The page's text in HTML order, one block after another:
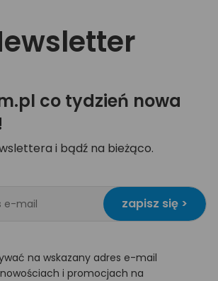
co tydzień nowa
i bądź na bieżąco.
zapisz się >
na wskazany adres e-mail
i promocjach na